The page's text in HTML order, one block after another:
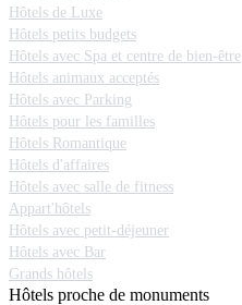
Hôtels de Luxe
Hôtels petits budgets
Hôtels avec Spa et centre de bien-être
Hôtels animaux acceptés
Hôtels avec Parking
Hôtels pour les familles
Hôtels Romantique
Hôtels d'affaires
Hôtels avec salle de fitness
Appart'hôtels
Hôtels avec petit-déjeuner
Hôtels avec Bar
Grands hôtels
Hôtels proche de monuments